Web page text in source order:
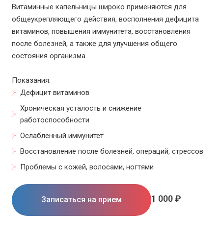
Витаминные капельницы широко применяются для
общеукрепляющего действия, восполнения дефицита
витаминов, повышения иммунитета, восстановления
после болезней, а также для улучшения общего
состояния организма.
Показания:
Дефицит витаминов
Хроническая усталость и снижение
работоспособности
Ослабленный иммунитет
Восстановление после болезней, операций, стрессов
Проблемы с кожей, волосами, ногтями
Записаться на прием 1 000 ₽